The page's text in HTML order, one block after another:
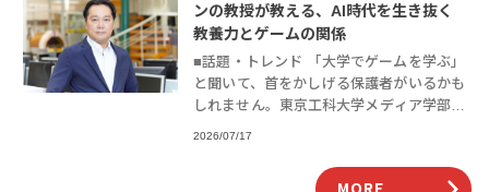
ンの教授が教える、AI時代を生き抜く
教養力とゲームの関係
■話題・トレンド 「大学でゲームを学ぶ」
と聞いて、首をかしげる保護者がいるかも
しれません。東京工科大学メディア学部の
2026/07/17
MORE